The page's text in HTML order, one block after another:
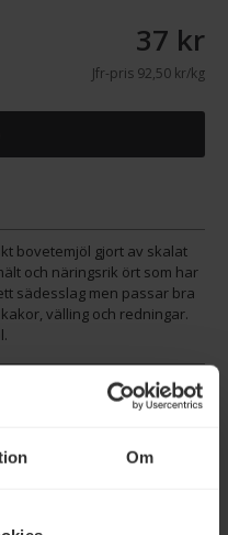
Om
37 kr
Jfr-pris92,50 kr/kg
bovetemjöl gjort av skalat
och näringsrik ört som har
sädesslag men passar bra
välling och redningar.